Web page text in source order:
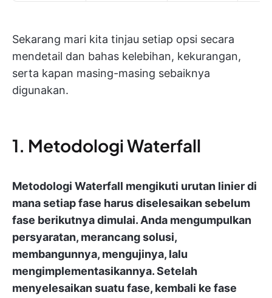
Sekarang mari kita tinjau setiap opsi secara
mendetail dan bahas kelebihan, kekurangan,
serta kapan masing-masing sebaiknya
digunakan.
1. Metodologi Waterfall
Metodologi Waterfall mengikuti urutan linier di
mana setiap fase harus diselesaikan sebelum
fase berikutnya dimulai. Anda mengumpulkan
persyaratan, merancang solusi,
membangunnya, mengujinya, lalu
mengimplementasikannya. Setelah
menyelesaikan suatu fase, kembali ke fase